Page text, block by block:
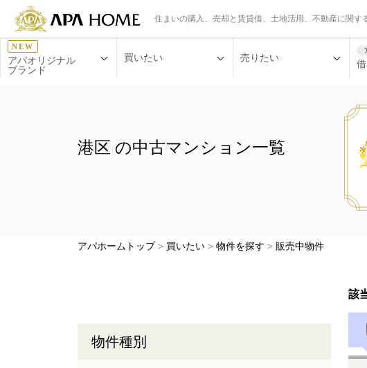
住まいの購入、売却と賃貸借、土地活用、不動産に関す
NEW
アパオリジナル
ブランド
買いたい 売りたい
港区 の中古マンション一覧
アパホームトップ> 買いたい > 物件を探す > 販売中物件
物件種別
該